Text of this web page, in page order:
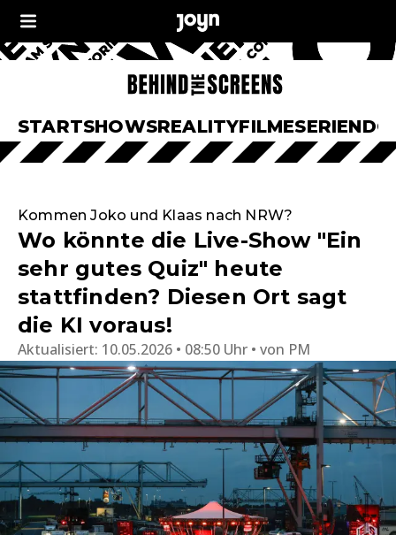
STARTSHOWSREALITYFILMESERIEN
Kommen Joko und Klaas nach NRW?
Wo könnte die Live-Show "Ein
sehr gutes Quiz" heute
stattfinden? Diesen Ort sagt
die KI voraus!
Aktualisiert: 10.05.2026 • 08:50 Uhr von PM